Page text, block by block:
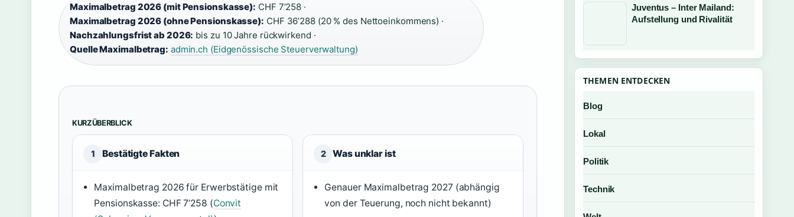
Maximalbetrag 2026 (mit Pensionskasse): CHF 7’258 ·
Maximalbetrag 2026 (ohne Pensionskasse): CHF 36’288 (20 % des Nettoeinkommens) ·
Nachzahlungsfrist ab 2026: bis zu 10 Jahre rückwirkend ·
Quelle Maximalbetrag: admin.ch (Eidgenössische Steuerverwaltung)
KURZÜBERBLICK
1 Bestätigte Fakten
Maximalbetrag 2026 für Erwerbstätige mit
Pensionskasse: CHF 7’258 (Convit
2 Was unklar ist
Genauer Maximalbetrag 2027 (abhängig
von der Teuerung, noch nicht bekannt)
Juventus – Inter Mailand:
Aufstellung und Rivalität
THEMEN ENTDECKEN
Blog
Lokal
Politik
Technik